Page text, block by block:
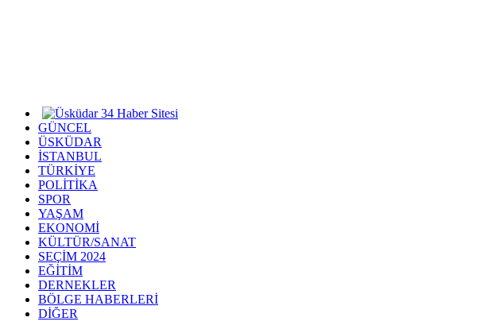
GÜNCEL
ÜSKÜDAR
İSTANBUL
TÜRKİYE
POLİTİKA
SPOR
YAŞAM
EKONOMİ
KÜLTÜR/SANAT
SEÇİM 2024
EĞİTİM
DERNEKLER
BÖLGE HABERLERİ
DİĞER